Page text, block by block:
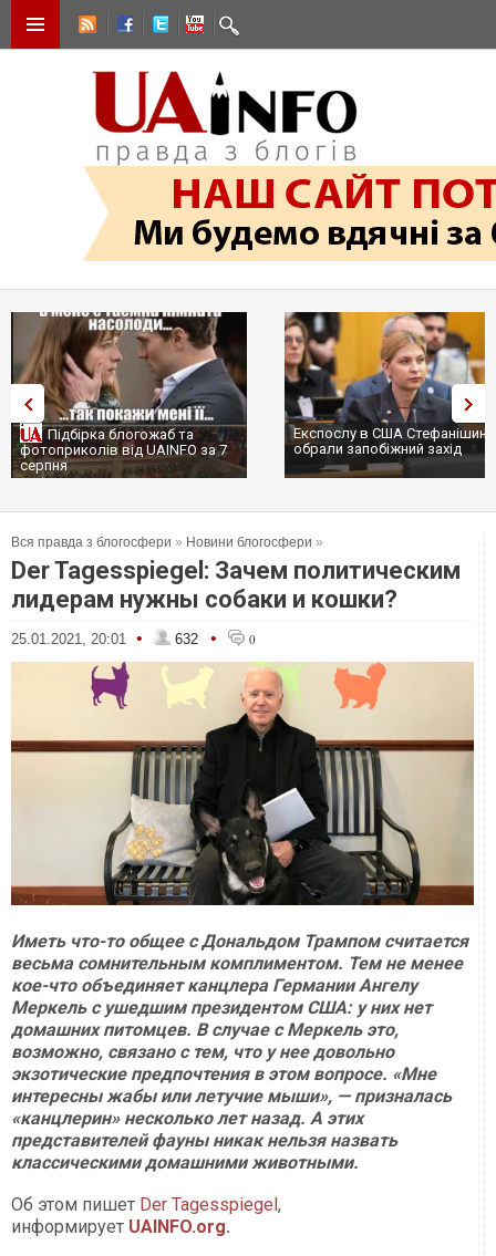
Експослу в США Стефанішиній
обрали запобіжний захід
Трамп не передасть
сотні ракет до Patriot,
...
Вся правда з блогосфери » Новини блогосфери »
Der Tagesspiegel: Зачем политическим
лидерам нужны собаки и кошки?
25.01.2021, 20:01 • 632 • 0
Иметь что-то общее с Дональдом Трампом считается
весьма сомнительным комплиментом. Тем не менее
кое-что объединяет канцлера Германии Ангелу
Меркель с ушедшим президентом США: у них нет
домашних питомцев. В случае с Меркель это,
возможно, связано с тем, что у нее довольно
экзотические предпочтения в этом вопросе. «Мне
интересны жабы или летучие мыши», — призналась
«канцлерин» несколько лет назад. А этих
представителей фауны никак нельзя назвать
классическими домашними животными.
Об этом пишет Der Tagesspiegel,
информирует UAINFO.org.